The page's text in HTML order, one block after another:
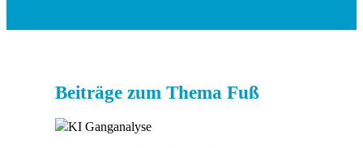
Beiträge zum Thema Fuß